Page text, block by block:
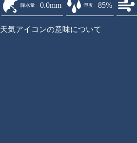
降水量 0.0mm 湿度 85%
天気アイコンの意味について